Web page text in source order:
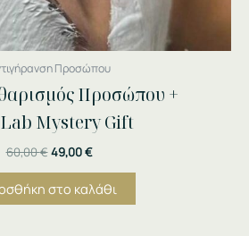
Προσώπου
Προσώπου +
Mystery Gift
60,00€49,00€
στο καλάθι